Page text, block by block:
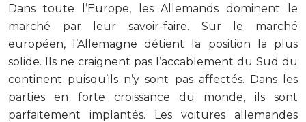
Dans toute l’Europe, les Allemands dominent le
marché par leur savoir-faire. Sur le marché
européen, l’Allemagne détient la position la plus
solide. Ils ne craignent pas l’accablement du Sud du
continent puisqu’ils n’y sont pas affectés. Dans les
parties en forte croissance du monde, ils sont
parfaitement implantés. Les voitures allemandes